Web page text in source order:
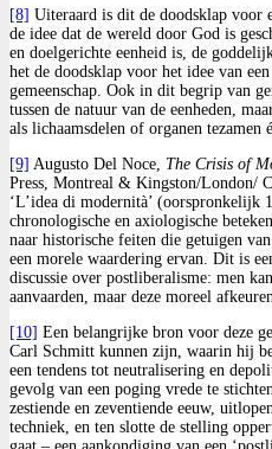
[8] Uiteraard is dit de doodsklap voor
de idee dat de wereld door God is
en doelgerichte eenheid is, de
het de doodsklap voor het idee van
gemeenschap. Ook in dit begrip van
tussen de natuur van de eenheden,
als lichaamsdelen of organen tezamen
[9] Augusto Del Noce, The Crisis of
Press, Montreal & Kingston/London/
‘L’idea di modernità’ (oorspronkelijk
chronologische en axiologische
naar historische feiten die getuigen
een morele waardering ervan. Dit is
discussie over postliberalisme: men
aanvaarden, maar deze moreel
[10] Een belangrijke bron voor deze
Carl Schmitt kunnen zijn, waarin hij
een tendens tot neutralisering en
gevolg van een poging vrede te
zestiende en zeventiende eeuw,
techniek, en ten slotte de stelling